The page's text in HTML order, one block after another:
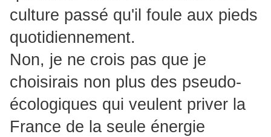
culture passé qu'il foule aux pieds
quotidiennement.
Non, je ne crois pas que je
choisirais non plus des pseudo-
écologiques qui veulent priver la
France de la seule énergie